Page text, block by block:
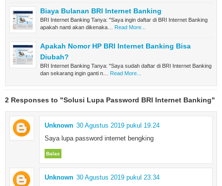
Biaya Bulanan BRI Internet Banking
BRI Internet Banking Tanya: "Saya ingin daftar di BRI Internet Banking
apakah nanti akan dikenaka…
Read More...
Apakah Nomor HP BRI Internet Banking Bisa
Diubah?
BRI Internet Banking Tanya: "Saya sudah daftar di BRI Internet Banking
dan sekarang ingin ganti n…
Read More...
2 Responses to "Solusi Lupa Password BRI Internet Banking"
Unknown 30 Agustus 2019 pukul 19.24
Saya lupa password internet bengking
Balas
Unknown 30 Agustus 2019 pukul 23.34